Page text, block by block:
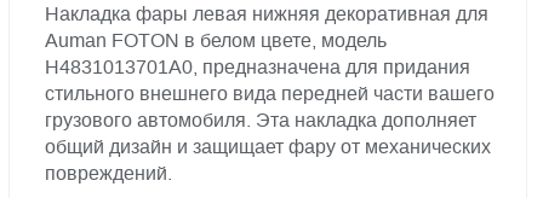
Накладка фары левая нижняя декоративная для
Auman FOTON в белом цвете, модель
H4831013701A0, предназначена для придания
стильного внешнего вида передней части вашего
грузового автомобиля. Эта накладка дополняет
общий дизайн и защищает фару от механических
повреждений.